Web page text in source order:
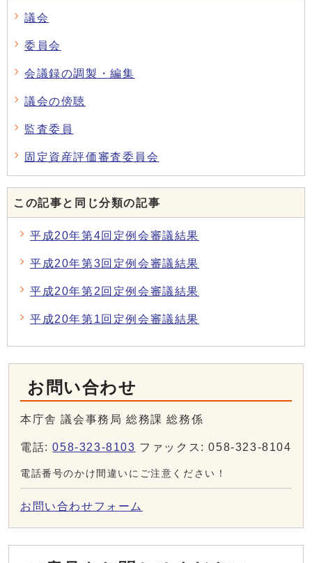
議会
委員会
会議録の調製・編集
議会の傍聴
監査委員
固定資産評価審査委員会
この記事と同じ分類の記事
平成20年第4回定例会審議結果
平成20年第3回定例会審議結果
平成20年第2回定例会審議結果
平成20年第1回定例会審議結果
お問い合わせ
本庁舎 議会事務局 総務課 総務係
電話:058-323-8103 ファックス: 058-323-8104
電話番号のかけ間違いにご注意ください！
お問い合わせフォーム